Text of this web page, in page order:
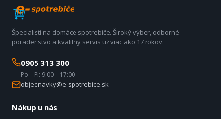
Špecialisti na domáce spotrebiče. Široký výber, odborné
poradenstvo a kvalitný servis už viac ako 17 rokov.
0905 313 300
Po – Pi: 9:00 – 17:00
objednavky@e-spotrebice.sk
Nákup u nás